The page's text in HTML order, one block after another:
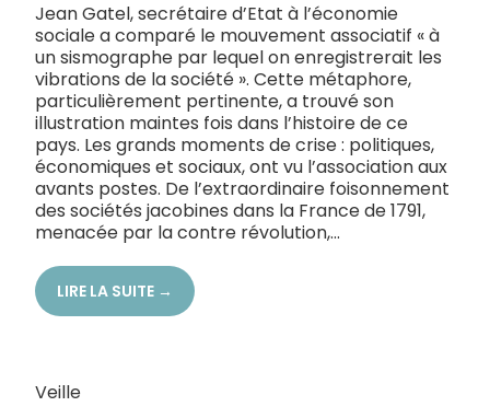
Jean Gatel, secrétaire d’Etat à l’économie
sociale a comparé le mouvement associatif « à
un sismographe par lequel on enregistrerait les
vibrations de la société ». Cette métaphore,
particulièrement pertinente, a trouvé son
illustration maintes fois dans l’histoire de ce
pays. Les grands moments de crise : politiques,
économiques et sociaux, ont vu l’association aux
avants postes. De l’extraordinaire foisonnement
des sociétés jacobines dans la France de 1791,
menacée par la contre révolution,...
LIRE LA SUITE →
Veille